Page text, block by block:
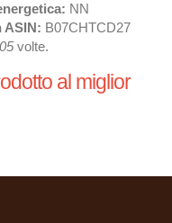
NN
ASIN: B07CHTCD27
volte.
al miglior